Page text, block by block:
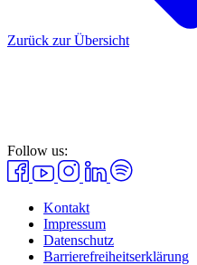
Zurück zur Übersicht
Follow us:
Kontakt
Impressum
Datenschutz
Barrierefreiheitserklärung